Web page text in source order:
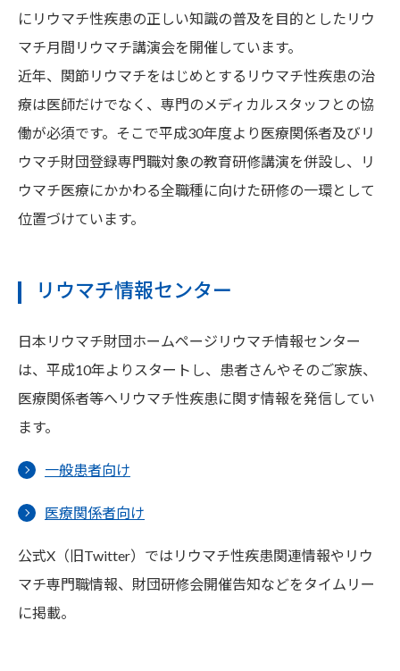
にリウマチ性疾患の正しい知識の普及を目的としたリウ
マチ月間リウマチ講演会を開催しています。
近年、関節リウマチをはじめとするリウマチ性疾患の治
療は医師だけでなく、専門のメディカルスタッフとの協
働が必須です。そこで平成30年度より医療関係者及びリ
ウマチ財団登録専門職対象の教育研修講演を併設し、リ
ウマチ医療にかかわる全職種に向けた研修の一環として
位置づけています。
リウマチ情報センター
日本リウマチ財団ホームページリウマチ情報センター
は、平成10年よりスタートし、患者さんやそのご家族、
医療関係者等へリウマチ性疾患に関す情報を発信してい
ます。
一般患者向け
医療関係者向け
公式X（旧Twitter）ではリウマチ性疾患関連情報やリウ
マチ専門職情報、財団研修会開催告知などをタイムリー
に掲載。